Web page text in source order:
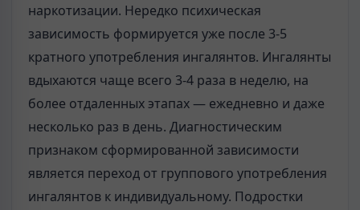
наркотизации. Неред­ко психическая
зависимость формируется уже после 3-5
кратного упот­ребления ингалянтов. Ингалянты
вдыхаются чаще всего 3-4 раза в неде­лю, на
более отдаленных этапах — ежедневно и даже
несколько раз в день. Диагностическим
признаком сформированной зависимости
является переход от группового употребления
ингалянтов к индивидуальному. Под­ростки